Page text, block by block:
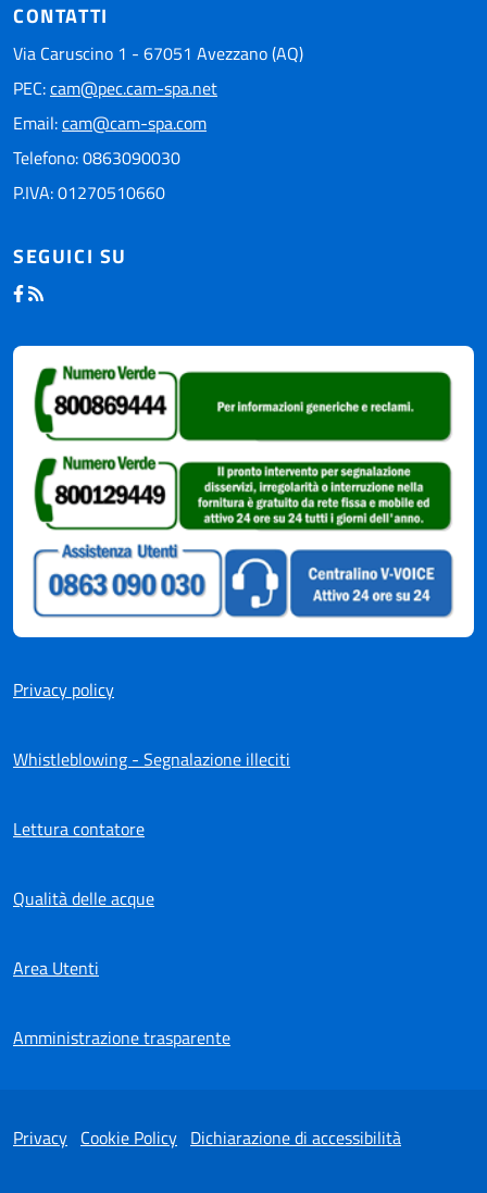
CONTATTI
Via Caruscino 1 - 67051 Avezzano (AQ)
PEC:cam@pec.cam-spa.net
Email:cam@cam-spa.com
Telefono: 0863090030
P.IVA: 01270510660
SEGUICI SU
Privacy policy
Whistleblowing - Segnalazione illeciti
Lettura contatore
Qualità delle acque
Area Utenti
Amministrazione trasparente
Privacy Cookie Policy Dichiarazione di accessibilità